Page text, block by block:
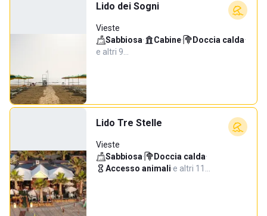
Lido dei Sogni
Vieste
Sabbiosa· Cabine· Doccia calda·
e altri 9…
Lido Tre Stelle
Vieste
Sabbiosa· Doccia calda·
Accesso animali·e altri 11…